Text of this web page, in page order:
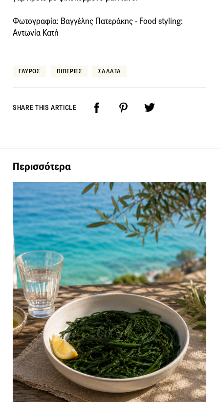
Φωτογραφία: Βαγγέλης Πατεράκης - Food styling:
Aντωνία Κατή
ΓΑΥΡΟΣ ΠΙΠΕΡΙΕΣ ΣΑΛΑΤΑ
SHARE THIS ARTICLE
Περισσότερα